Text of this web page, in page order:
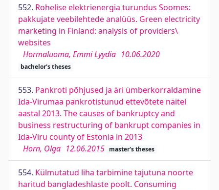
552. Rohelise elektrienergia turundus Soomes:
pakkujate veebilehtede analüüs. Green electricity
marketing in Finland: analysis of providers\
websites
Hormaluoma, Emmi Lyydia 10.06.2020
bachelor's theses
553. Pankroti põhjused ja äri ümberkorraldamine
Ida-Virumaa pankrotistunud ettevõtete näitel
aastal 2013. The causes of bankruptcy and
business restructuring of bankrupt companies in
Ida-Viru county of Estonia in 2013
Horn, Olga 12.06.2015 master's theses
554. Külmutatud liha tarbimine tajutuna noorte
haritud bangladeshlaste poolt. Consuming